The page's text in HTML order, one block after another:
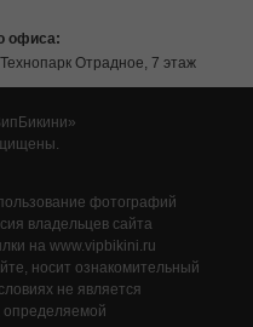
офиса:
Отрадное, 7 этаж
фотографий
владельцев сайта
на www.vipbikini.ru
носит ознакомительный
не является
определяемой